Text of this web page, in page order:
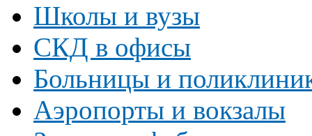
Школы и вузы
СКД в офисы
Больницы и
Аэропорты и вокзалы